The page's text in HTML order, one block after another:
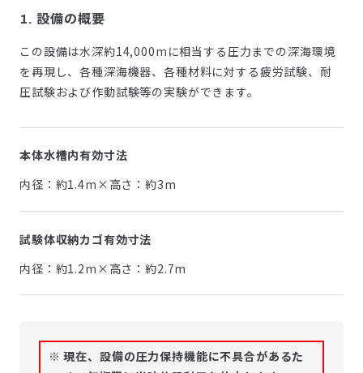
1. 設備の概要
この設備は水深約14,000mに相当する圧力までの深海環境
を再現し、各種深海機器、各種材料に対する疲労試験、耐
圧試験および作動試験等の実験ができます。
本体水槽内有効寸法
内径：約1.4m×高さ：約3m
試験体収納カゴ有効寸法
内径：約1.2m×高さ：約2.7m
※ 現在、設備の圧力保持機能に不具合があるた